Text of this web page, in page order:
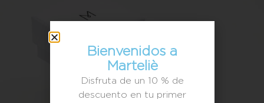
Bienvenidos a
Marteliè
Disfruta de un 10 % de
descuento en tu primer